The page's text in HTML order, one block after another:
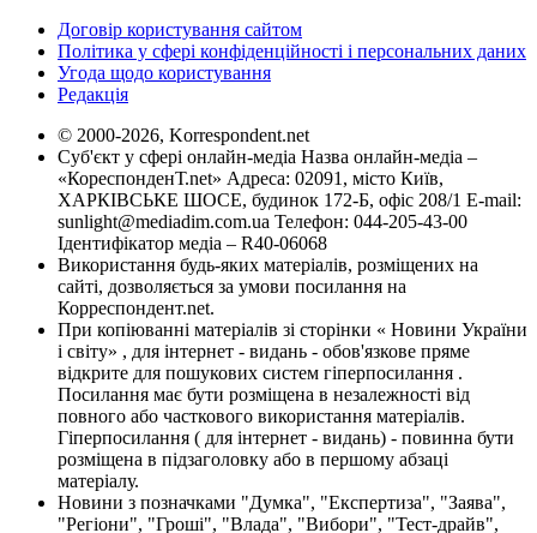
Договір користування сайтом
Політика у сфері конфіденційності і персональних даних
Угода щодо користування
Редакція
© 2000-2026, Korrespondent.net
Суб'єкт у сфері онлайн-медіа Назва онлайн-медіа –
«КореспонденТ.net» Адреса: 02091, місто Київ,
ХАРКІВСЬКЕ ШОСЕ, будинок 172-Б, офіс 208/1 E-mail:
sunlight@mediadim.com.ua Телефон: 044-205-43-00
Ідентифікатор медіа – R40-06068
Використання будь-яких матеріалів, розміщених на
сайті, дозволяється за умови посилання на
Корреспондент.net.
При копіюванні матеріалів зі сторінки « Новини України
і світу» , для інтернет - видань - обов'язкове пряме
відкрите для пошукових систем гіперпосилання .
Посилання має бути розміщена в незалежності від
повного або часткового використання матеріалів.
Гіперпосилання ( для інтернет - видань) - повинна бути
розміщена в підзаголовку або в першому абзаці
матеріалу.
Новини з позначками "Думка", "Експертиза", "Заява",
"Регіони", "Гроші", "Влада", "Вибори", "Тест-драйв",